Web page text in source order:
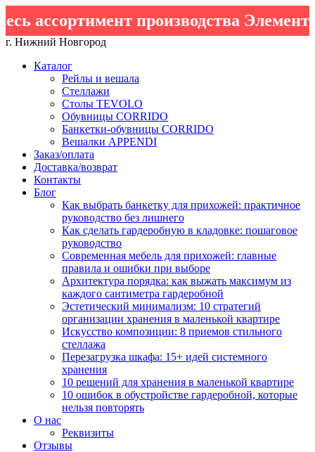
производства Элементто
г. Нижний Новгород
Каталог
Рейлы и вешала
Стеллажи
Столы TEVOLO
Обувницы CORRIDO
Банкетки-обувницы CORRIDO
Вешалки APPENDI
Заказ/оплата
Доставка/возврат
Контакты
Блог
Как выбрать банкетку для прихожей: практичное
руководство без лишнего
Как сделать гардеробную в кладовке: пошаговое
руководство
Современная мебель для прихожей: главные
правила и ошибки при выборе
Архитектура порядка: как выжать максимум из
каждого сантиметра гардеробной
Эстетический минимализм: 10 стратегий
организации хранения в маленькой квартире
Искусство композиции: 8 приемов стильного
стеллажа
Перезагрузка шкафа: 15+ идей системного
хранения
10 решений для хранения в маленькой квартире
10 ошибок в обустройстве гардеробной, которые
нельзя повторять
О нас
Реквизиты
Отзывы